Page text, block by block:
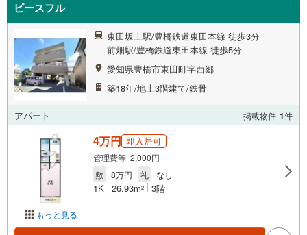
ピースフル
東田坂上駅/豊橋鉄道東田本線 徒歩3分
前畑駅/豊橋鉄道東田本線 徒歩5分
愛知県豊橋市東田町字西郷
築18年/地上3階建て/鉄骨
アパート 掲載物件 1件
もっと見る
4万円 即入居可
管理費等 2,000円
敷
8万円 礼 なし
1K 26.93m2 3階